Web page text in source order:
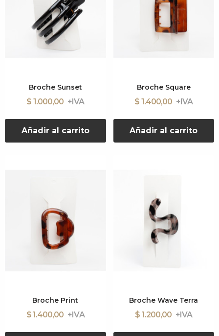
Broche Sunset
$ 1.000,00
Añadir al carrito
Broche Square
$ 1.400,00
Añadir al carrito
Broche Print
$ 1.400,00
Broche Wave Terra
$ 1.200,00